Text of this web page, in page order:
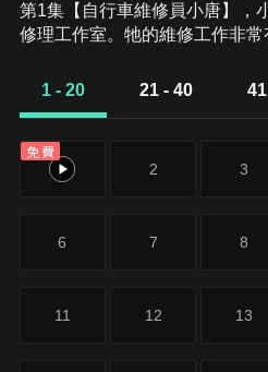
第1集【自行車維修員小唐】，
修理工作室。牠的維修工作非
或害工具和機器失靈，造成麻
1 - 20 21 - 40
免費
1 2 3
6 7 8
11 12 13